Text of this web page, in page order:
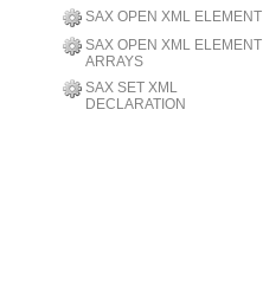
SAX OPEN XML ELEMENT
SAX OPEN XML ELEMENT
ARRAYS
SAX SET XML
DECLARATION